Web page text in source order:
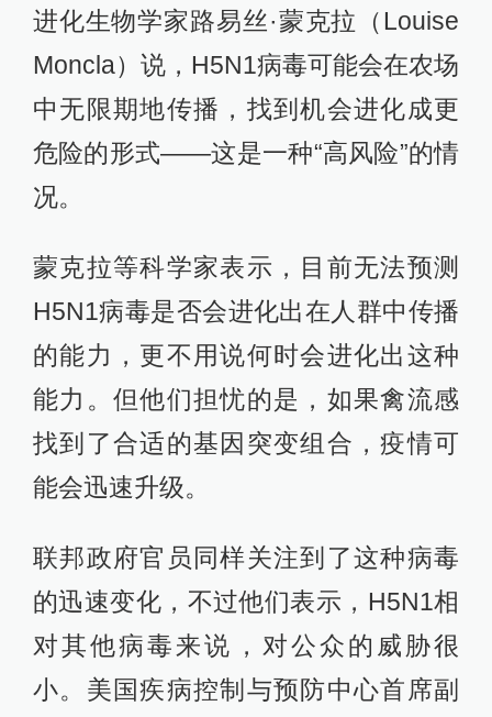
进化生物学家路易丝·蒙克拉（Louise
Moncla）说，H5N1病毒可能会在农场
中无限期地传播，找到机会进化成更
危险的形式——这是一种“高风险”的情
况。
蒙克拉等科学家表示，目前无法预测
H5N1病毒是否会进化出在人群中传播
的能力，更不用说何时会进化出这种
能力。但他们担忧的是，如果禽流感
找到了合适的基因突变组合，疫情可
能会迅速升级。
联邦政府官员同样关注到了这种病毒
的迅速变化，不过他们表示，H5N1相
对其他病毒来说，对公众的威胁很
小。美国疾病控制与预防中心首席副